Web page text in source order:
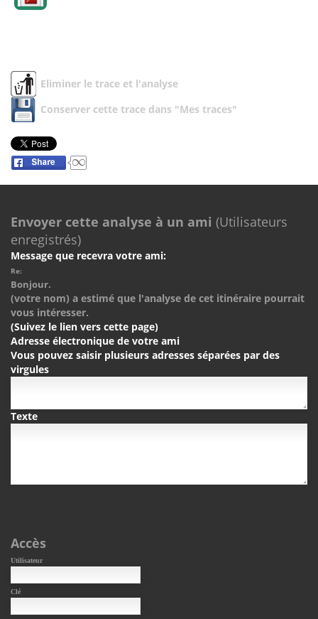
Eliminer le trace et l'analyse
Conserver cette trace dans "Mes traces"
Envoyer cette analyse à un ami (Utilisateurs
enregistrés)
Message que recevra votre ami:
Re:
Bonjour.
(votre nom) a estimé que l'analyse de cet itinéraire pourrait
vous intéresser.
(Suivez le lien vers cette page)
Adresse électronique de votre ami
Vous pouvez saisir plusieurs adresses séparées par des
virgules
Texte
Accès
Utilisateur
Clé